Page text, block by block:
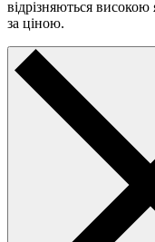
відрізняються високою
за ціною.